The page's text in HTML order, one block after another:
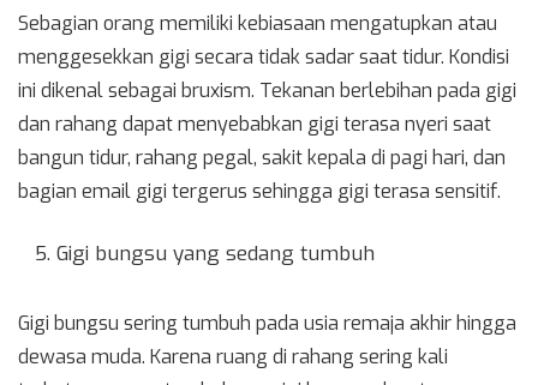
Sebagian orang memiliki kebiasaan mengatupkan atau
menggesekkan gigi secara tidak sadar saat tidur. Kondisi
ini dikenal sebagai bruxism. Tekanan berlebihan pada gigi
dan rahang dapat menyebabkan gigi terasa nyeri saat
bangun tidur, rahang pegal, sakit kepala di pagi hari, dan
bagian email gigi tergerus sehingga gigi terasa sensitif.
Gigi bungsu yang sedang tumbuh
Gigi bungsu sering tumbuh pada usia remaja akhir hingga
dewasa muda. Karena ruang di rahang sering kali